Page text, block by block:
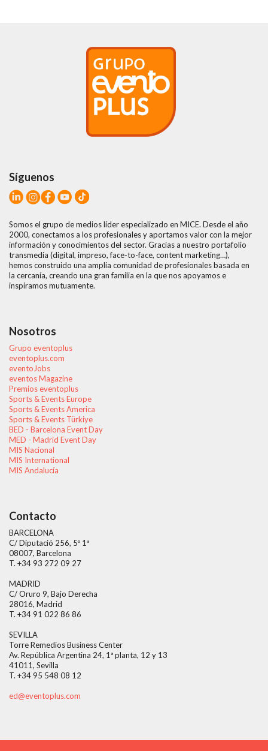
Síguenos
Somos el grupo de medios líder especializado en MICE. Desde el año
2000, conectamos a los profesionales y aportamos valor con la mejor
información y conocimientos del sector. Gracias a nuestro portafolio
transmedia (digital, impreso, face-to-face, content marketing…),
hemos construido una amplia comunidad de profesionales basada en
la cercanía, creando una gran familia en la que nos apoyamos e
inspiramos mutuamente.
Nosotros
Grupo eventoplus
eventoplus.com
eventoJobs
eventos Magazine
Premios eventoplus
Sports & Events Europe
Sports & Events America
Sports & Events Türkiye
BED - Barcelona Event Day
MED - Madrid Event Day
MIS Nacional
MIS International
MIS Andalucía
Contacto
BARCELONA
C/ Diputació 256, 5º 1ª
08007, Barcelona
T. +34 93 272 09 27
MADRID
C/ Oruro 9, Bajo Derecha
28016, Madrid
T. +34 91 022 86 86
SEVILLA
Torre Remedios Business Center
Av. República Argentina 24, 1ª planta, 12 y 13
41011, Sevilla
T. +34 95 548 08 12
ed@eventoplus.com